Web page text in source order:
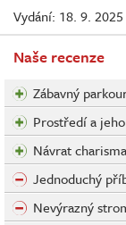
Vydání: 18. 9. 2025
Naše recenze
Zábavný
Prostředí a
Návrat
Jednoduchý
Nevýrazný